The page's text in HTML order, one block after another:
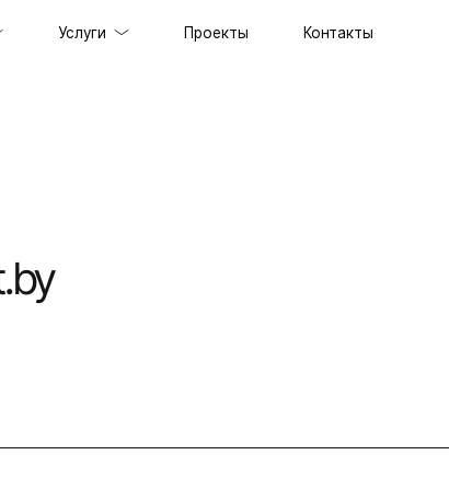
Услуги
решений
интеллекта
Проекты Контакты